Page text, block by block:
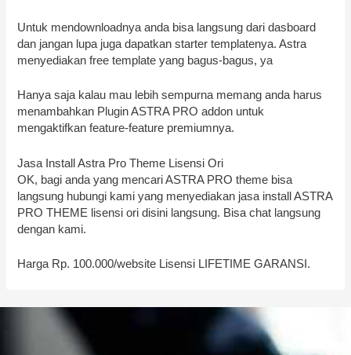
Untuk mendownloadnya anda bisa langsung dari dasboard
dan jangan lupa juga dapatkan starter templatenya. Astra
menyediakan free template yang bagus-bagus, ya
Hanya saja kalau mau lebih sempurna memang anda harus
menambahkan Plugin ASTRA PRO addon untuk
mengaktifkan feature-feature premiumnya.
Jasa Install Astra Pro Theme Lisensi Ori
OK, bagi anda yang mencari ASTRA PRO theme bisa
langsung hubungi kami yang menyediakan jasa install ASTRA
PRO THEME lisensi ori disini langsung. Bisa chat langsung
dengan kami.
Harga Rp. 100.000/website Lisensi LIFETIME GARANSI.